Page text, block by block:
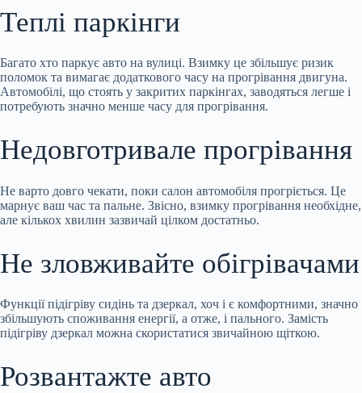
Теплі паркінги
Багато хто паркує авто на вулиці. Взимку це збільшує ризик
поломок та вимагає додаткового часу на прогрівання двигуна.
Автомобілі, що стоять у закритих паркінгах, заводяться легше і
потребують значно менше часу для прогрівання.
Недовготривале прогрівання
Не варто довго чекати, поки салон автомобіля прогріється. Це
марнує ваш час та пальне. Звісно, взимку прогрівання необхідне,
але кількох хвилин зазвичай цілком достатньо.
Не зловживайте обігрівачами
Функції підігріву сидінь та дзеркал, хоч і є комфортними, значно
збільшують споживання енергії, а отже, і пального. Замість
підігріву дзеркал можна скористатися звичайною щіткою.
Розвантажте авто